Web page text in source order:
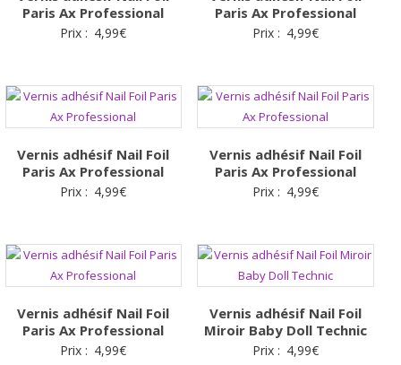
Paris Ax Professional
Prix : 4,99€
Paris Ax Professional
Prix : 4,99€
Vernis adhésif Nail Foil
Paris Ax Professional
Prix : 4,99€
Vernis adhésif Nail Foil
Paris Ax Professional
Prix : 4,99€
Vernis adhésif Nail Foil
Paris Ax Professional
Prix : 4,99€
Vernis adhésif Nail Foil
Miroir Baby Doll Technic
Prix : 4,99€